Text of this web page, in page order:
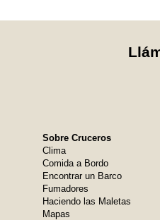
Sobre Cruceros
Clima
Comida a Bordo
Encontrar un Barco
Fumadores
Haciendo las Maletas
Mapas